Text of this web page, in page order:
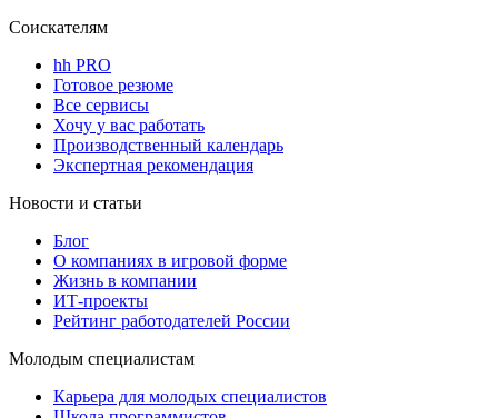
Соискателям
hh PRO
Готовое резюме
Все сервисы
Хочу у вас работать
Производственный календарь
Экспертная рекомендация
Новости и статьи
Блог
О компаниях в игровой форме
Жизнь в компании
ИТ-проекты
Рейтинг работодателей России
Молодым специалистам
Карьера для молодых специалистов